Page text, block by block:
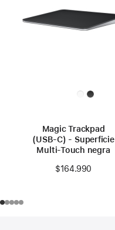
Magic Trackpad
(USB‑C) - Superficie
Multi‑Touch negra
$164.990